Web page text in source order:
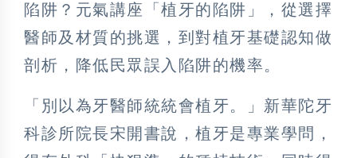
陷阱？元氣講座「植牙的陷阱」，從選擇
醫師及材質的挑選，到對植牙基礎認知做
剖析，降低民眾誤入陷阱的機率。
「別以為牙醫師統統會植牙。」新華陀牙
科診所院長宋開書說，植牙是專業學問，